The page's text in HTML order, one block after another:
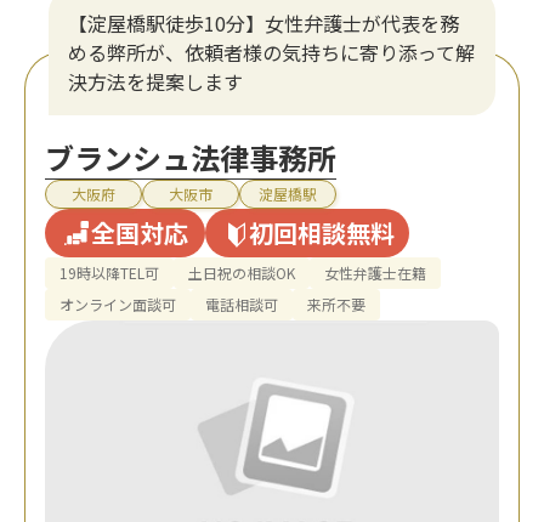
【淀屋橋駅徒歩10分】女性弁護士が代表を務
める弊所が、依頼者様の気持ちに寄り添って解
決方法を提案します
ブランシュ法律事務所
大阪府 大阪市 淀屋橋駅
全国対応 初回相談無料
19時以降TEL可 土日祝の相談OK
女性弁護士在籍
オンライン面談可
電話相談可 来所不要